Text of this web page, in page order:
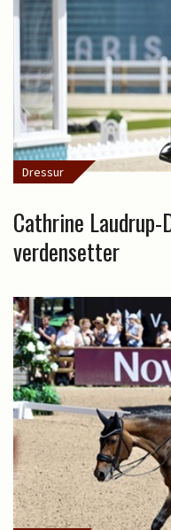
Dressur
Cathrine
verdensetter